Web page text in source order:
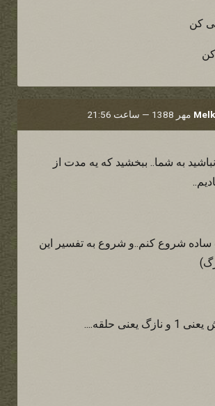
به شما.. ببخشید که یه مدت از
ساده شروع کنم..و شروع به تفسیر این
یعنی حلقه....